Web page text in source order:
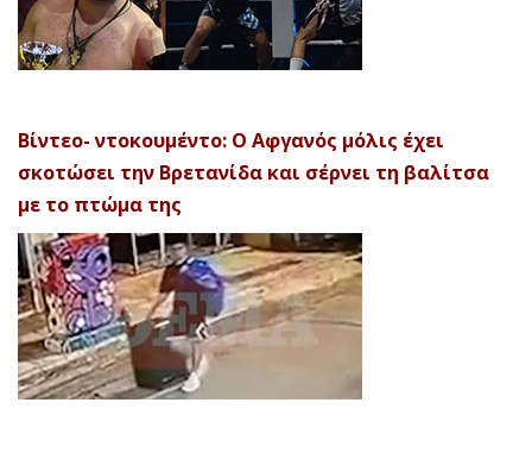
Βίντεο- ντοκουμέντο: Ο Αφγανός μόλις έχει
σκοτώσει την Βρετανίδα και σέρνει τη βαλίτσα
με το πτώμα της